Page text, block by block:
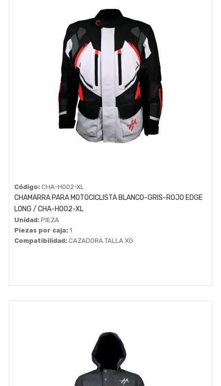
Código:CHA-H002-XL
CHAMARRA PARA MOTOCICLISTA BLANCO-GRIS-ROJO EDGE
LONG / CHA-H002-XL
Unidad: PIEZA
Piezas por caja: 1
Compatibilidad: CAZADORA TALLA XG